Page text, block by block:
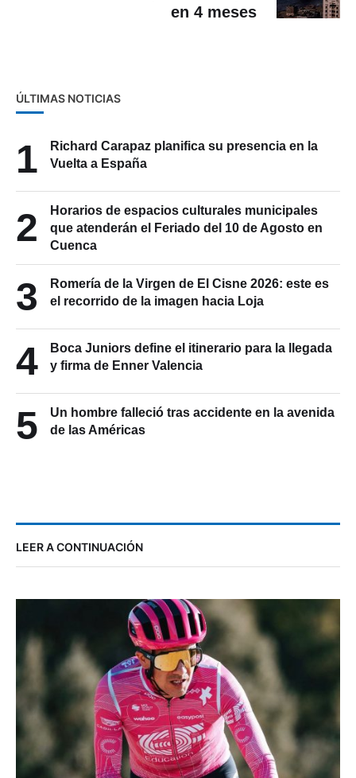
en 4 meses
ÚLTIMAS NOTICIAS
1
Richard Carapaz planifica su presencia en la
Vuelta a España
2
Horarios de espacios culturales municipales
que atenderán el Feriado del 10 de Agosto en
Cuenca
3
Romería de la Virgen de El Cisne 2026: este es
el recorrido de la imagen hacia Loja
4
Boca Juniors define el itinerario para la llegada
y firma de Enner Valencia
5
Un hombre falleció tras accidente en la avenida
de las Américas
LEER A CONTINUACIÓN